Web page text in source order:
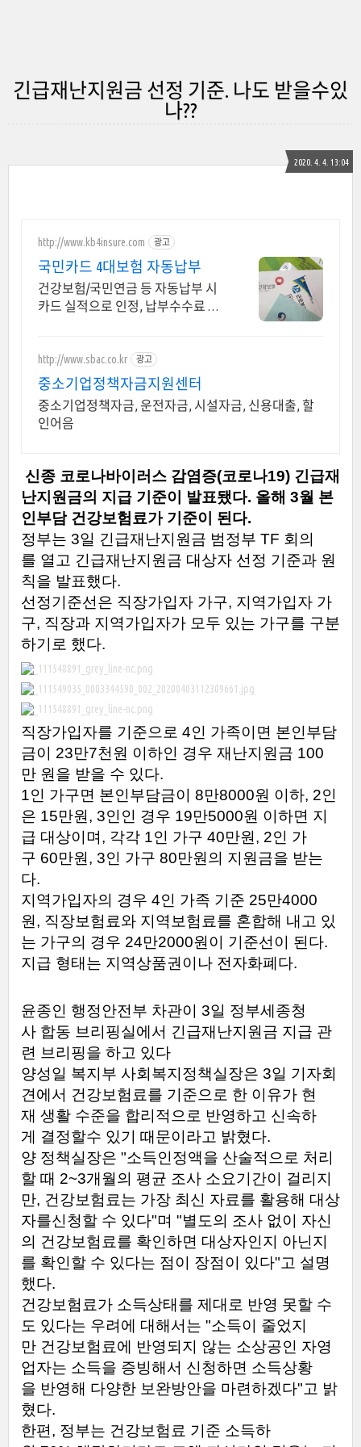
긴급재난지원금 선정 기준. 나도 받을수있
나??
2020. 4. 4. 13:04
http://www.kb4insure.com 광고
국민카드 4대보험 자동납부
건강보험/국민연금 등 자동납부 시
카드 실적으로 인정, 납부수수료 할
http://www.sbac.co.kr 광고
중소기업정책자금지원센터
중소기업정책자금, 운전자금, 시설자금, 신용대출, 할
인어음
신종 코로나바이러스 감염증(코로나19) 긴급재
난지원금의 지급 기준이 발표됐다. 올해 3월 본
인부담 건강보험료가 기준이 된다.
정부는 3일 긴급재난지원금 범정부 TF 회의
를 열고 긴급재난지원금 대상자 선정 기준과 원
칙을 발표했다.
선정기준선은 직장가입자 가구, 지역가입자 가
구, 직장과 지역가입자가 모두 있는 가구를 구분
하기로 했다.
직장가입자를 기준으로 4인 가족이면 본인부담
금이
23만7천원 이하인 경우 재난지원금 100
만 원을 받을 수 있다.
1인 가구면 본인부담금이 8만8000원 이하, 2인
은 15만원 , 3인인 경우 19만5000원 이하면 지
급 대상이며 , 각각 1인 가구 40만원 , 2인 가
구 60만원 , 3인 가구 80만원의 지원금을 받는
다.
지역가입자의 경우 4인 가족 기준 25만4000
원 , 직장보험료와 지역보험료를 혼합해 내고 있
는 가구의 경우 24만2000원이 기준선이 된다.
지급 형태는 지역상품권이나 전자화폐다.
윤종인 행정안전부 차관이 3일 정부세종청
사 합동 브리핑실에서 긴급재난지원금 지급 관
련 브리핑을 하고 있다
양성일 복지부 사회복지정책실장은 3일 기자회
견에서 건강보험료를 기준으로 한 이유가 현
재 생활 수준을 합리적으로 반영하고 신속하
게
결정할수 있기 때문이라고 밝혔다.
양 정책실장은 "소득인정액을 산술적으로 처리
할 때 2~3개월의 평균 조사 소요기간이
걸리지
만, 건강보험료는 가장 최신 자료를 활용해 대상
자를신청할 수 있다"며 "별도의 조사 없이
자신
의 건강보험료를 확인하면 대상자인지
아닌지
를 확인할 수 있다는 점이 장점이 있다"고 설명
했다.
건강보험료가 소득상태를 제대로 반영 못할 수
도 있다는 우려에 대해서는 "소득이
줄었지
만 건강보험료에 반영되지 않는 소상공인 자영
업자는 소득을 증빙해서 신청하면 소득상황
을 반영해 다양한 보완방안을 마련하겠다"고 밝
혔다.
한편, 정부는 건강보험료 기준 소득하